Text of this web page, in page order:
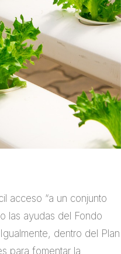
acceso “a un conjunto
las ayudas del Fondo
dentro del Plan
para fomentar la